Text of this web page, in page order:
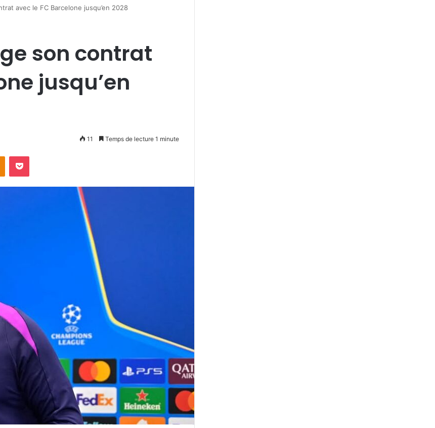
avec le FC Barcelone jusqu’en 2028
son contrat
jusqu’en
11 Temps de lecture 1 minute
Odnoklassniki
Pocket